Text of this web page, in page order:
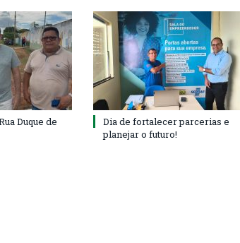
Duque de
Dia de fortalecer parcerias e
planejar o futuro!